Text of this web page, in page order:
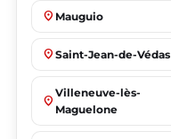
place Mauguio
place Saint-Jean-de-Védas
place
Villeneuve-lès-
Maguelone